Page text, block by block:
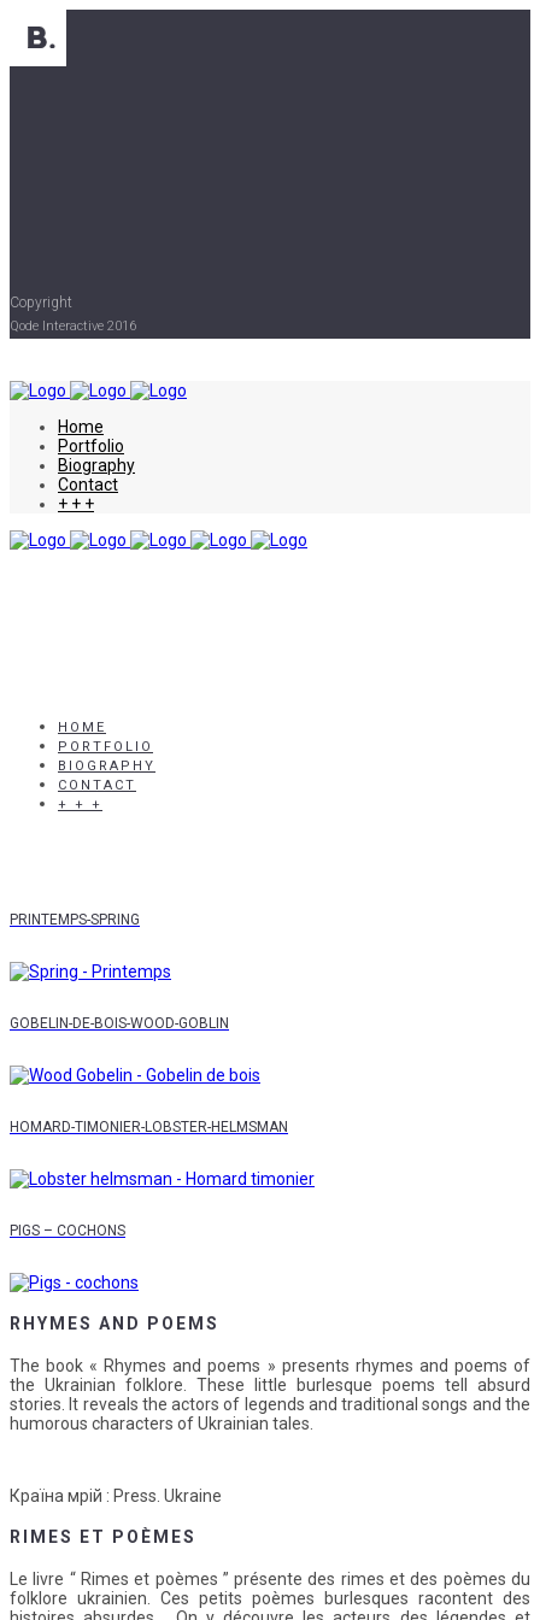
Copyright
Qode Interactive 2016
Home
Portfolio
Biography
Contact
+ + +
HOME
PORTFOLIO
BIOGRAPHY
CONTACT
+ + +
PRINTEMPS-SPRING
GOBELIN-DE-BOIS-WOOD-GOBLIN
HOMARD-TIMONIER-LOBSTER-HELMSMAN
PIGS – COCHONS
RHYMES AND POEMS
The book « Rhymes and poems » presents rhymes and poems of
the Ukrainian folklore. These little burlesque poems tell absurd
stories. It reveals the actors of legends and traditional songs and the
humorous characters of Ukrainian tales.
Країна мрій : Press. Ukraine
RIMES ET POÈMES
Le livre “ Rimes et poèmes ” présente des rimes et des poèmes du
folklore ukrainien. Ces petits poèmes burlesques racontent des